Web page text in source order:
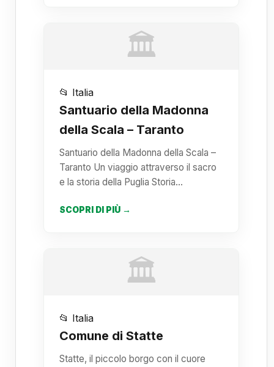
🏛️
📂 Italia
Santuario della Madonna
della Scala – Taranto
Santuario della Madonna della Scala –
Taranto Un viaggio attraverso il sacro
e la storia della Puglia Storia…
SCOPRI DI PIÙ →
🏛️
📂 Italia
Comune di Statte
Statte, il piccolo borgo con il cuore